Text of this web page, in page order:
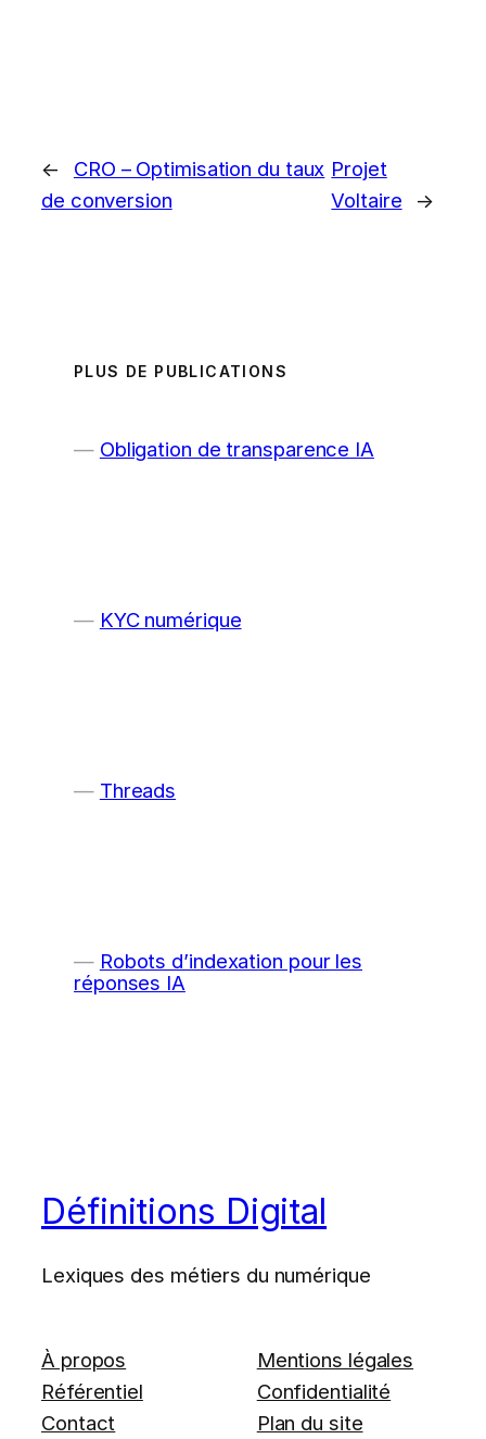
←
CRO – Optimisation du taux
de conversion
Projet
Voltaire
→
PLUS DE PUBLICATIONS
Obligation de transparence IA
KYC numérique
Threads
Robots d’indexation pour les
réponses IA
Définitions Digital
Lexiques des métiers du numérique
À propos
Référentiel
Contact
Mentions légales
Confidentialité
Plan du site